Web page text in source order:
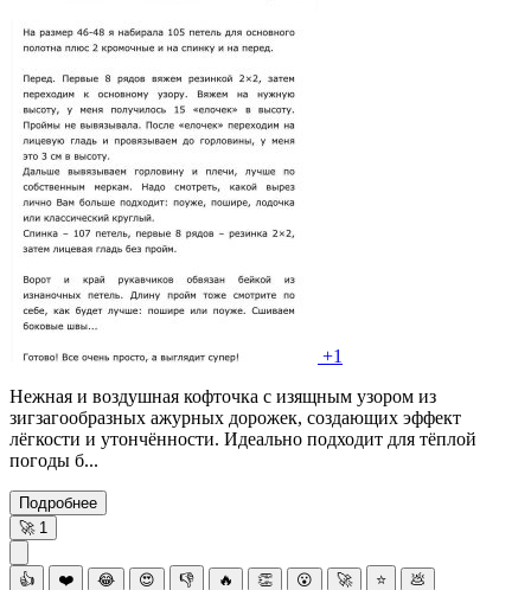
+1
Нежная и воздушная кофточка с изящным узором из
зигзагообразных ажурных дорожек, создающих эффект
лёгкости и утончённости. Идеально подходит для тёплой
погоды б...
Подробнее
🚀 1
👍 ❤️ 😂 😍 👎 🔥 👏 😮 🚀 ⭐ 💩